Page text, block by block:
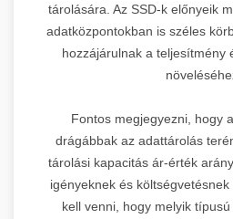
tárolására. Az SSD-k előnyeik
adatközpontokban is széles
hozzájárulnak a teljesítmény
Fontos megjegyezni, hogy
drágábbak az adattárolás
tárolási kapacitás ár-érték
igényeknek és
kell venni, hogy melyik